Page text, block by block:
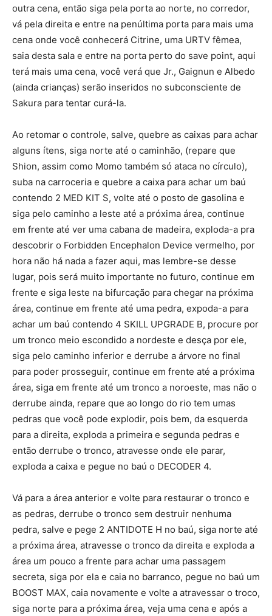
outra cena, então siga pela porta ao norte, no corredor,
vá pela direita e entre na penúltima porta para mais uma
cena onde você conhecerá Citrine, uma URTV fêmea,
saia desta sala e entre na porta perto do save point, aqui
terá mais uma cena, você verá que Jr., Gaignun e Albedo
(ainda crianças) serão inseridos no subconsciente de
Sakura para tentar curá-la.
Ao retomar o controle, salve, quebre as caixas para achar
alguns ítens, siga norte até o caminhão, (repare que
Shion, assim como Momo também só ataca no círculo),
suba na carroceria e quebre a caixa para achar um baú
contendo 2 MED KIT S, volte até o posto de gasolina e
siga pelo caminho a leste até a próxima área, continue
em frente até ver uma cabana de madeira, exploda-a pra
descobrir o Forbidden Encephalon Device vermelho, por
hora não há nada a fazer aqui, mas lembre-se desse
lugar, pois será muito importante no futuro, continue em
frente e siga leste na bifurcação para chegar na próxima
área, continue em frente até uma pedra, expoda-a para
achar um baú contendo 4 SKILL UPGRADE B, procure por
um tronco meio escondido a nordeste e desça por ele,
siga pelo caminho inferior e derrube a árvore no final
para poder prosseguir, continue em frente até a próxima
área, siga em frente até um tronco a noroeste, mas não o
derrube ainda, repare que ao longo do rio tem umas
pedras que você pode explodir, pois bem, da esquerda
para a direita, exploda a primeira e segunda pedras e
então derrube o tronco, atravesse onde ele parar,
exploda a caixa e pegue no baú o DECODER 4.
Vá para a área anterior e volte para restaurar o tronco e
as pedras, derrube o tronco sem destruir nenhuma
pedra, salve e pege 2 ANTIDOTE H no baú, siga norte até
a próxima área, atravesse o tronco da direita e exploda a
área um pouco a frente para achar uma passagem
secreta, siga por ela e caia no barranco, pegue no baú um
BOOST MAX, caia novamente e volte a atravessar o troco,
siga norte para a próxima área, veja uma cena e após a